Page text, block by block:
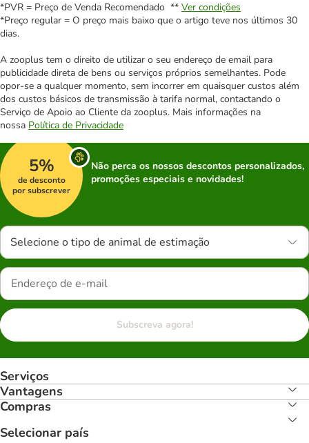
*PVR = Preço de Venda Recomendado ** Ver condições
*Preço regular = O preço mais baixo que o artigo teve nos últimos 30
dias.
A zooplus tem o direito de utilizar o seu endereço de email para
publicidade direta de bens ou serviços próprios semelhantes. Pode
opor-se a qualquer momento, sem incorrer em quaisquer custos além
dos custos básicos de transmissão à tarifa normal, contactando o
Serviço de Apoio ao Cliente da zooplus. Mais informações na
nossa Política de Privacidade
5%
de desconto
por subscrever
Não perca os nossos descontos personalizados,
promoções especiais e novidades!
Selecione o tipo de animal de estimação
Subscreva agora!
Serviços
Vantagens
Compras
Selecionar país